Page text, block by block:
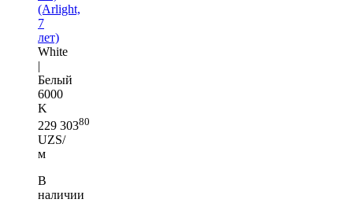
(Arlight,
7
лет)
White
|
Белый
6000
K
229 30380
UZS/
м
В
наличии